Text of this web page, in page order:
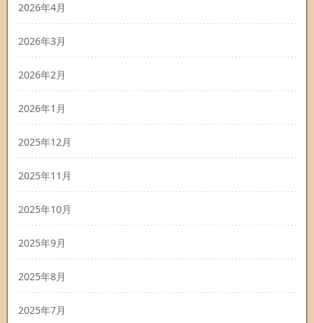
2026年4月
2026年3月
2026年2月
2026年1月
2025年12月
2025年11月
2025年10月
2025年9月
2025年8月
2025年7月